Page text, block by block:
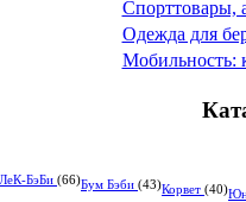
Спорттовары,
Одежда для
Мобильность:
БэБи (66)Бум Бэби (43)Корвет (40)